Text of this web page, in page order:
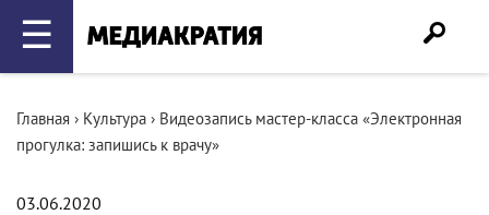
☰
Главная › Культура › Видеозапись мастер-класса «Электронная
прогулка: запишись к врачу»
03.06.2020